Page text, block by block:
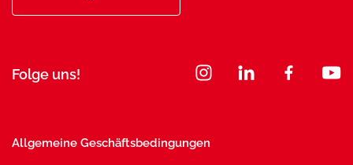
Folge uns!
Allgemeine Geschäftsbedingungen